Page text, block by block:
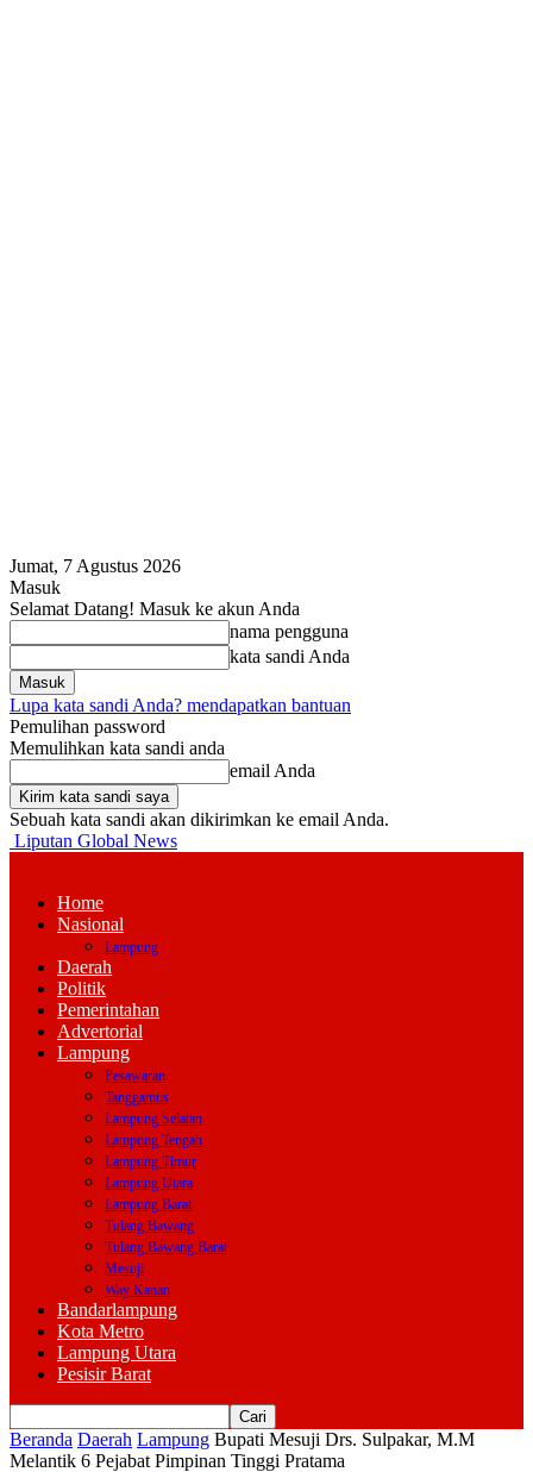
Jumat, 7 Agustus 2026
Masuk
Selamat Datang! Masuk ke akun Anda
nama pengguna
kata sandi Anda
Lupa kata sandi Anda? mendapatkan bantuan
Pemulihan password
Memulihkan kata sandi anda
email Anda
Sebuah kata sandi akan dikirimkan ke email Anda.
Liputan Global News
Home
Nasional
Lampung
Daerah
Politik
Pemerintahan
Advertorial
Lampung
Pesawaran
Tanggamus
Lampung Selatan
Lampung Tengah
Lampung Timur
Lampung Utara
Lampung Barat
Tulang Bawang
Tulang Bawang Barat
Mesuji
Way Kanan
Bandarlampung
Kota Metro
Lampung Utara
Pesisir Barat
Beranda Daerah Lampung Bupati Mesuji Drs. Sulpakar, M.M
Melantik 6 Pejabat Pimpinan Tinggi Pratama